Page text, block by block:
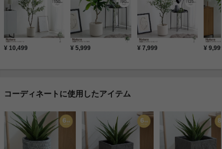
¥ 10,499 ¥ 5,999 ¥ 7,999 ¥
コーディネートに使用したアイテム